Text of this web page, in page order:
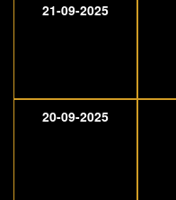
21-09-2025
20-09-2025